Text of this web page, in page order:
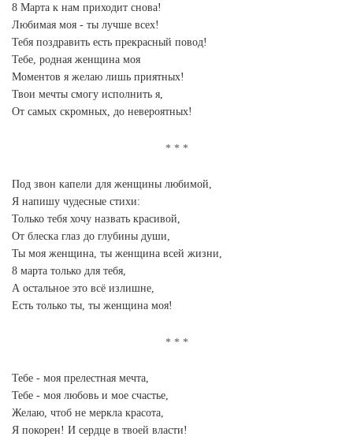
8 Марта к нам приходит снова!
Любимая моя - ты лучше всех!
Тебя поздравить есть прекрасный повод!
Тебе, родная женщина моя
Моментов я желаю лишь приятных!
Твои мечты смогу исполнить я,
От самых скромных, до невероятных!
Под звон капели для женщины любимой,
Я напишу чудесные стихи:
Только тебя хочу назвать красивой,
От блеска глаз до глубины души,
Ты моя женщина, ты женщина всей жизни,
8 марта только для тебя,
А остальное это всё излишне,
Есть только ты, ты женщина моя!
Тебе - моя прелестная мечта,
Тебе - моя любовь и мое счастье,
Желаю, чтоб не меркла красота,
Я покорен! И сердце в твоей власти!